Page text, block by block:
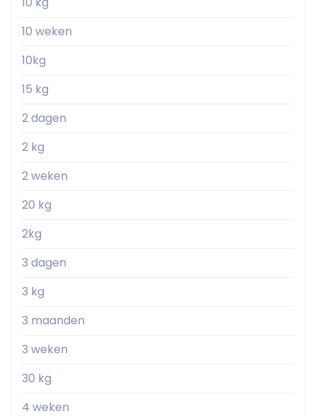
10 weken
10kg
15 kg
2 dagen
2 kg
2 weken
20 kg
2kg
3 dagen
3 kg
3 maanden
3 weken
30 kg
4 weken